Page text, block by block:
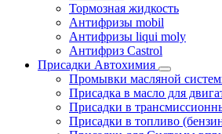
Тормозная жидкость
Антифризы mobil
Антифризы liqui moly
Антифриз Castrol
Присадки Автохимия
Промывки масляной
Присадка в масло для
Присадки в
Присадки в топливо